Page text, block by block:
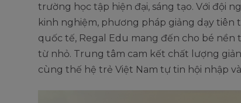
trường học tập hiện đại, sáng tạo. Với đội
kinh nghiệm, phương pháp giảng dạy
quốc tế, Regal Edu mang đến cho bé
từ nhỏ. Trung tâm cam kết chất lượng
cùng thế hệ trẻ Việt Nam tự tin hội nhập